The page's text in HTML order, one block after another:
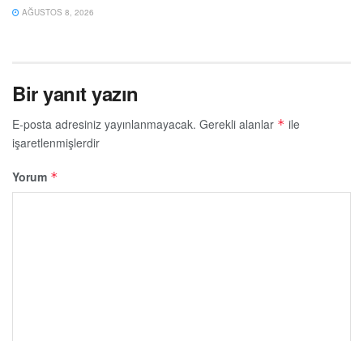
AĞUSTOS 8, 2026
Bir yanıt yazın
E-posta adresiniz yayınlanmayacak. Gerekli alanlar * ile
işaretlenmişlerdir
Yorum *